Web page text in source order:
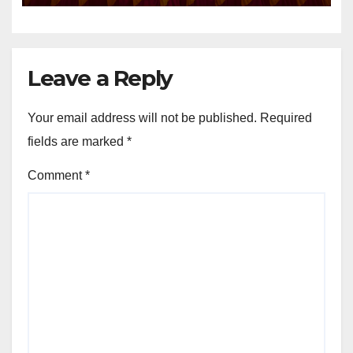
Leave a Reply
Your email address will not be published. Required
fields are marked *
Comment*